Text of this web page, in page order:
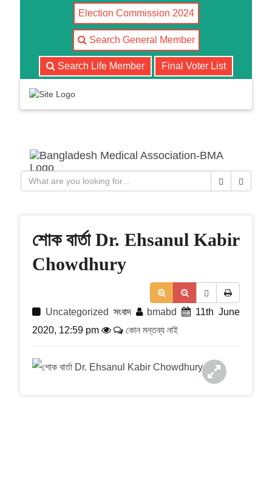
Election Commission 2024
Search General Member
Search Life Member Final Voter List
i
g
i
o
n
CloseSearch
শোক বার্তা Dr. Ehsanul Kabir
Chowdhury
Uncategorized সংবাদ bmabd
11th June
2020, 12:59 pm
কোন মন্তব্য নাই